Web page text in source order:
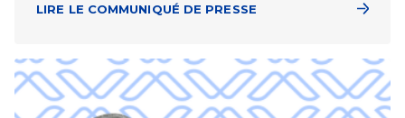
LIRE LE COMMUNIQUÉ DE PRESSE